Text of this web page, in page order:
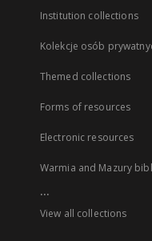
Institution collections
Kolekcje osób
Themed collections
Forms of resources
Electronic resources
Warmia and Mazury
...
View all collections